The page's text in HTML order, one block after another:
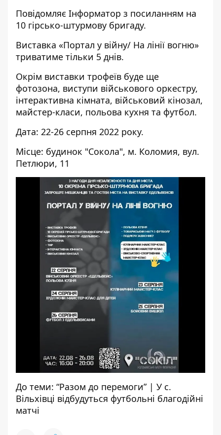
Повідомляє Інформатор з посиланням на
10 гірсько-штурмову бригаду.
Виставка «Портал у війну/ На лінії вогню»
триватиме тільки 5 днів.
Окрім виставки трофеїв буде ще
фотозона, виступи військового оркестру,
інтерактивна кімната, військовий кінозал,
майстер-класи, польова кухня та футбол.
Дата: 22-26 серпня 2022 року.
Місце: будинок "Сокола", м. Коломия, вул.
Петлюри, 11
До теми: “Разом до перемоги” | У с.
Вільхівці відбудуться футбольні благодійні
матчі